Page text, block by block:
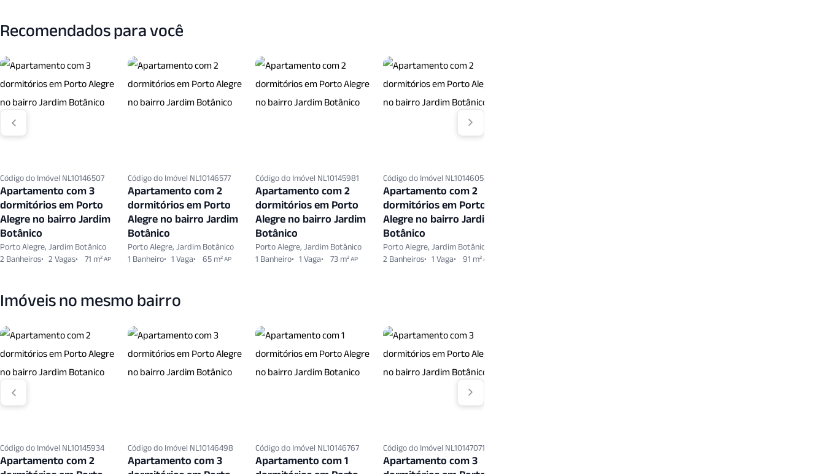
Recomendados para você
Código do Imóvel NL10146507
Apartamento com 3
dormitórios em Porto
Alegre no bairro Jardim
Botânico
Porto Alegre, Jardim Botânico
2 Banheiros
2 Vagas 71 m²AP
Código do Imóvel NL10146577
Apartamento com 2
dormitórios em Porto
Alegre no bairro Jardim
Botânico
Porto Alegre, Jardim Botânico
1 Banheiro
1 Vaga 65 m²AP
Código do Imóvel NL10145981
Apartamento com 2
dormitórios em Porto
Alegre no bairro Jardim
Botânico
Porto Alegre, Jardim Botânico
1 Banheiro
1 Vaga 73 m²AP
Código do Imóvel NL10146054
Apartamento com 2
dormitórios em Porto
Alegre no bairro Jardim
Botânico
Porto Alegre, Jardim Botânico
2 Banheiros
1 Vaga 91 m²AP
Imóveis no mesmo bairro
Código do Imóvel NL10145934
Apartamento com 2
Código do Imóvel NL10146498
Apartamento com 3
Código do Imóvel NL10146767
Apartamento com 1
Código do Imóvel NL10147071
Apartamento com 3